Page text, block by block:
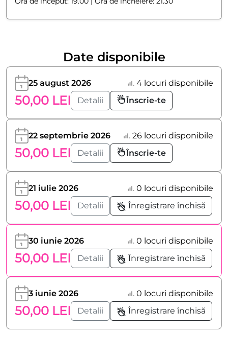
Date disponibile
25 august 2026 4 locuri disponibile
50,00 LEI Detalii Înscrie-te
22 septembrie 2026 26 locuri disponibile
50,00 LEI Detalii Înscrie-te
21 iulie 2026 0 locuri disponibile
50,00 LEI Detalii Înregistrare închisă
30 iunie 2026 0 locuri disponibile
50,00 LEI Detalii Înregistrare închisă
3 iunie 2026 0 locuri disponibile
50,00 LEI Detalii Înregistrare închisă